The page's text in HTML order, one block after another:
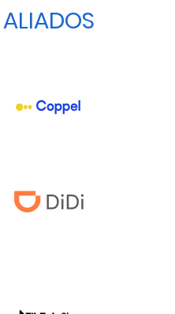
ALIADOS